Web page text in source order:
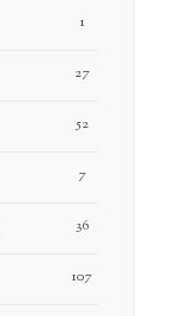
1
27
52
7
36
107